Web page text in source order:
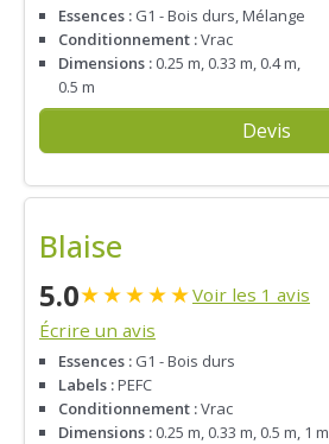
Essences : G1 - Bois durs, Mélange
Conditionnement :Vrac
Dimensions : 0.25 m, 0.33 m, 0.4 m,
0.5 m
Devis
Blaise
5.0★★★★★Voir les 1 avis
Écrire un avis
Essences : G1 - Bois durs
Labels :PEFC
Conditionnement :Vrac
Dimensions : 0.25 m, 0.33 m, 0.5 m, 1 m